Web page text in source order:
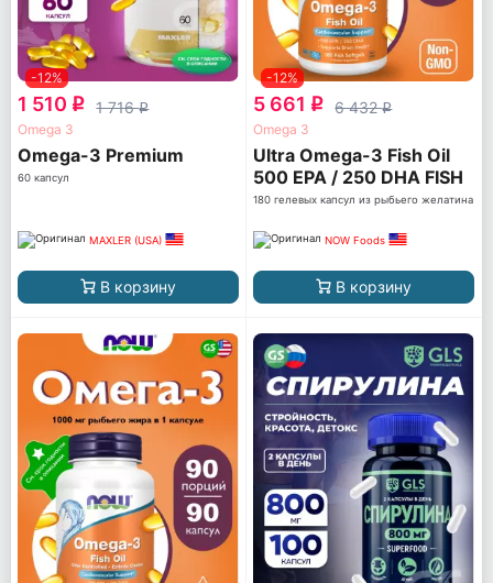
-12%
1 510 q 1 716q
Omega 3
Omega-3 Premium
60 капсул
MAXLER (USA)
В корзину
-12%
5 661 q 6 432q
Omega 3
Ultra Omega-3 Fish Oil
500 EPA / 250 DHA FISH
GELATIN
180 гелевых капсул из рыбьего желатина
NOW Foods
В корзину